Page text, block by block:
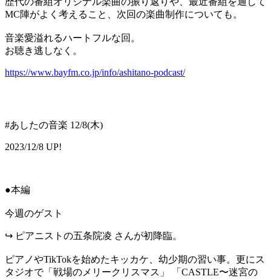
MC陣がよく考えること、次回の楽曲制作についても。
音楽愛溢れるハートフルな回。
お聴き逃しなく。
https://www.bayfm.co.jp/info/ashitano-podcast/
#あしたの音楽 12/8(木)
2023/12/8 UP!
●本編
今週のゲスト
↪︎ ピアニストの五条院凌 さんが初降臨。
ピアノやTikTokを始めたキッカケ、幼少期の習い事。更にス
タジオで「戦場のメリークリスマス」 「CASTLE〜迷宮の